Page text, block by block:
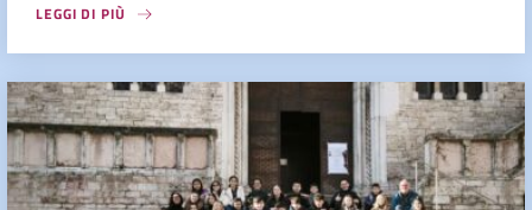
LEGGI DI PIÙ